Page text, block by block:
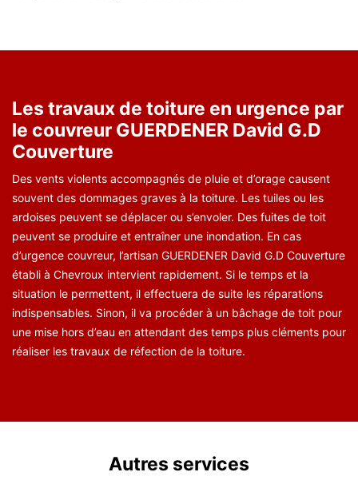
Les travaux de toiture en urgence par
le couvreur GUERDENER David G.D
Couverture
Des vents violents accompagnés de pluie et d’orage causent
souvent des dommages graves à la toiture. Les tuiles ou les
ardoises peuvent se déplacer ou s’envoler. Des fuites de toit
peuvent se produire et entraîner une inondation. En cas
d’urgence couvreur, l’artisan GUERDENER David G.D Couverture
établi à Chevroux intervient rapidement. Si le temps et la
situation le permettent, il effectuera de suite les réparations
indispensables. Sinon, il va procéder à un bâchage de toit pour
une mise hors d’eau en attendant des temps plus cléments pour
réaliser les travaux de réfection de la toiture.
Autres services